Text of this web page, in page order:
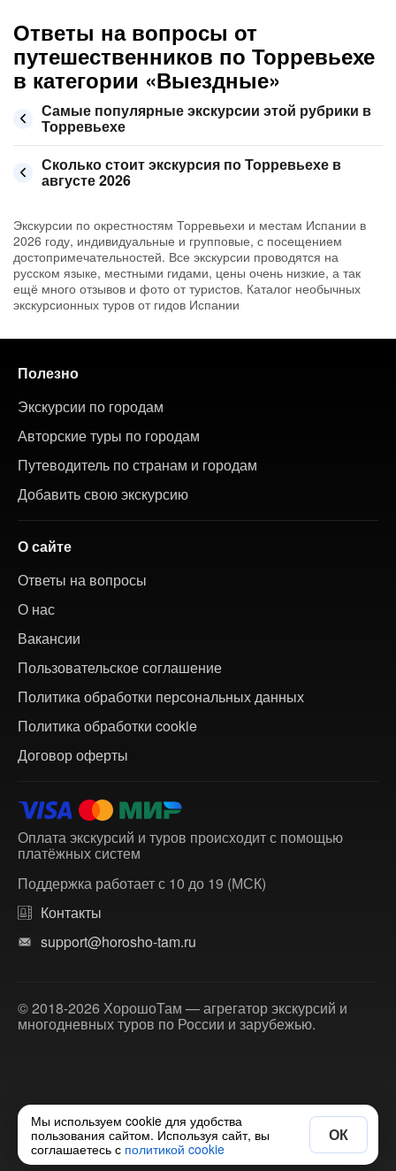
Ответы на вопросы от
путешественников по Торревьехе
в категории «Выездные»
Самые популярные экскурсии этой рубрики в
Торревьехе
Сколько стоит экскурсия по Торревьехе в
августе 2026
Экскурсии по окрестностям Торревьехи и местам Испании в
2026 году, индивидуальные и групповые, с посещением
достопримечательностей. Все экскурсии проводятся на
русском языке, местными гидами, цены очень низкие, а так
ещё много отзывов и фото от туристов. Каталог необычных
экскурсионных туров от гидов Испании
Полезно
Экскурсии по городам
Авторские туры по городам
Путеводитель по странам и городам
Добавить свою экскурсию
О сайте
Ответы на вопросы
О нас
Вакансии
Пользовательское соглашение
Политика обработки персональных данных
Политика обработки cookie
Договор оферты
Оплата экскурсий и туров происходит с помощью
платёжных систем
Поддержка работает с 10 до 19 (МСК)
Контакты
support@horosho-tam.ru
© 2018-2026 ХорошоТам — агрегатор экскурсий и
многодневных туров по России и зарубежью.
Мы используем cookie для удобства
пользования сайтом. Используя сайт, вы
соглашаетесь с политикой cookie
ОК